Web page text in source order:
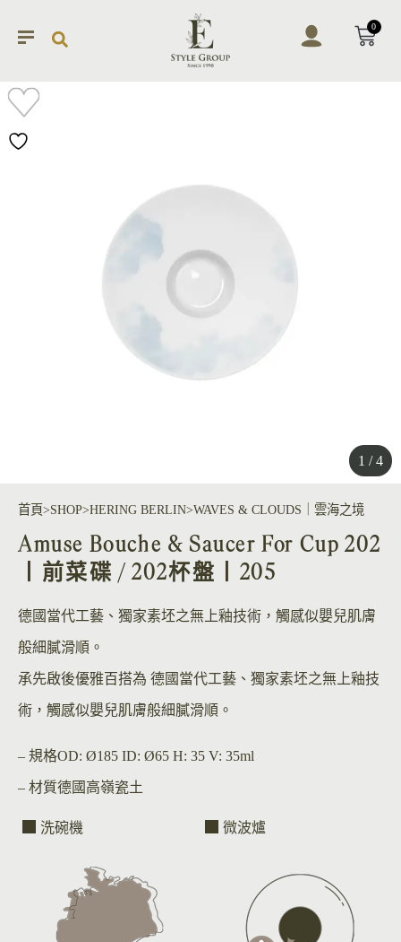
0
1 / 4
首頁 SHOP HERING BERLIN WAVES & CLOUDS｜雲海之境
Amuse Bouche & Saucer For Cup 202
丨前菜碟 / 202杯盤丨205
德國當代工藝、獨家素坯之無上釉技術，觸感似嬰兒肌膚
般細膩滑順。
承先啟後優雅百搭為 德國當代工藝、獨家素坯之無上釉技
術，觸感似嬰兒肌膚般細膩滑順。
– 規格OD: Ø185 ID: Ø65 H: 35 V: 35ml
– 材質德國高嶺瓷土
洗碗機 微波爐